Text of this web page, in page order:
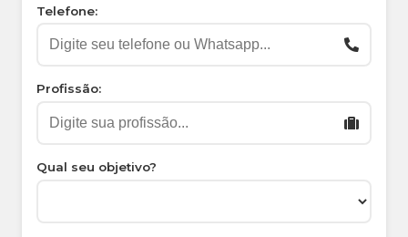
Telefone:
Profissão:
Qual seu objetivo?